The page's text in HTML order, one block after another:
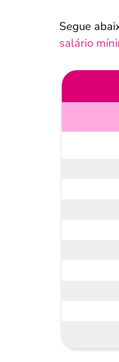
Segue
salário